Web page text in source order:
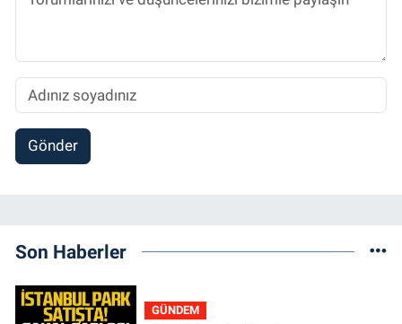
Gönder
Son Haberler
GÜNDEM